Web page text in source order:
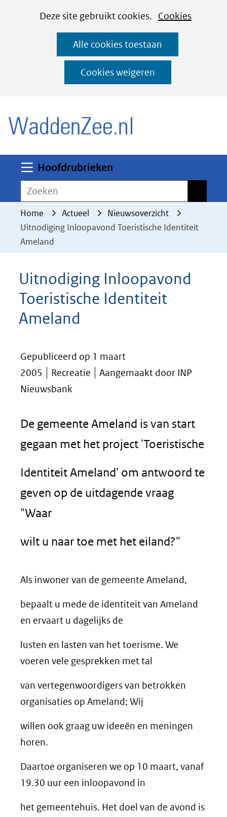
CookiesDeze site gebruikt cookies. Cookies
deze
worden
toegestaan
geweigerd.
Alle cookies toestaan
Cookies weigeren
Ga
naar
de
inhoud
Hoofdrubrieken
Zoeken
Home Actueel
Nieuwsoverzicht
Uitnodiging Inloopavond Toeristische Identiteit
Ameland
Uitnodiging Inloopavond
Toeristische Identiteit
Ameland
Gepubliceerd op 1 maart
2005
Recreatie
Aangemaakt door INP
Nieuwsbank
De gemeente Ameland is van start
gegaan met het project 'Toeristische
Identiteit Ameland' om antwoord te
geven op de uitdagende vraag
"Waar
wilt u naar toe met het eiland?"
Als inwoner van de gemeente Ameland,
bepaalt u mede de identiteit van Ameland
en ervaart u dagelijks de
lusten en lasten van het toerisme. We
voeren vele gesprekken met tal
van vertegenwoordigers van betrokken
organisaties op Ameland; Wij
willen ook graag uw ideeën en meningen
horen.
Daartoe organiseren we op 10 maart, vanaf
19.30 uur een inloopavond in
het gemeentehuis. Het doel van de avond is